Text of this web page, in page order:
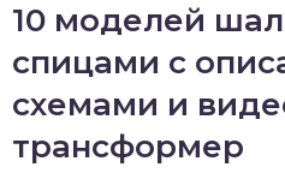
10 моделей
спицами с
схемами и
трансформер